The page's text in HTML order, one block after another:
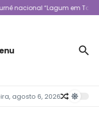
nacional “Lagum em Todo
agosto 6, 2026